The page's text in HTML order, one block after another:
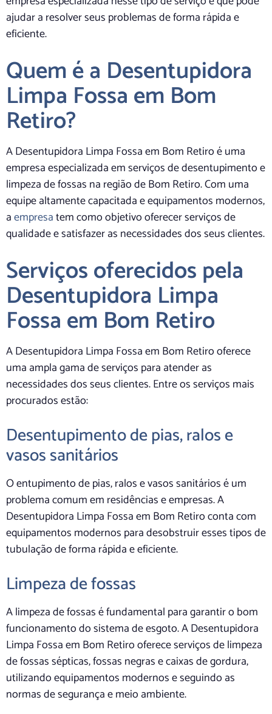
ajudar a resolver seus problemas de forma rápida e
eficiente.
Quem é a Desentupidora
Limpa Fossa em Bom
Retiro?
A Desentupidora Limpa Fossa em Bom Retiro é uma
empresa especializada em serviços de desentupimento e
limpeza de fossas na região de Bom Retiro. Com uma
equipe altamente capacitada e equipamentos modernos,
aempresatem como objetivo oferecer serviços de
qualidade e satisfazer as necessidades dos seus clientes.
Serviços oferecidos pela
Desentupidora Limpa
Fossa em Bom Retiro
A Desentupidora Limpa Fossa em Bom Retiro oferece
uma ampla gama de serviços para atender as
necessidades dos seus clientes. Entre os serviços mais
procurados estão:
Desentupimento de pias, ralos e
vasos sanitários
O entupimento de pias, ralos e vasos sanitários é um
problema comum em residências e empresas. A
Desentupidora Limpa Fossa em Bom Retiro conta com
equipamentos modernos para desobstruir esses tipos de
tubulação de forma rápida e eficiente.
Limpeza de fossas
A limpeza de fossas é fundamental para garantir o bom
funcionamento do sistema de esgoto. A Desentupidora
Limpa Fossa em Bom Retiro oferece serviços de limpeza
de fossas sépticas, fossas negras e caixas de gordura,
utilizando equipamentos modernos e seguindo as
normas de segurança e meio ambiente.